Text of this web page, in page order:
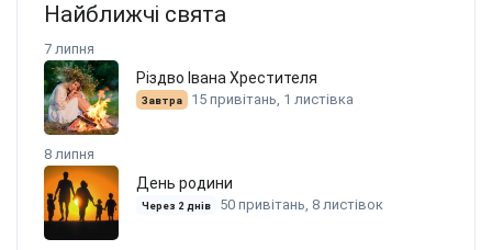
Найближчі свята
7 липня
Різдво Івана Хрестителя
Завтра 15 привітань, 1 листівка
8 липня
День родини
Через 2 днів 50 привітань, 8 листівок